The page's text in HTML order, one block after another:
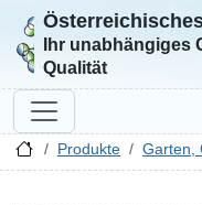
Zur Startseite
Ihr unabhängiges
Qualität
Produkte Garten,